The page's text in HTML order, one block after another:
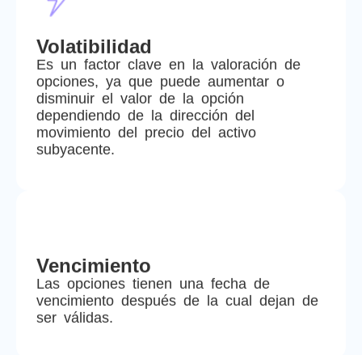
Volatibilidad
Es un factor clave en la valoración de
opciones, ya que puede aumentar o
disminuir el valor de la opción
dependiendo de la dirección del
movimiento del precio del activo
subyacente.
Vencimiento
Las opciones tienen una fecha de
vencimiento después de la cual dejan de
ser válidas.